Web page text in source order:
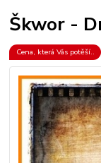
Škwor -
Cena, která Vás potěší..